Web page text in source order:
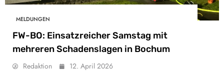
MELDUNGEN
FW-BO: Einsatzreicher Samstag mit
mehreren Schadenslagen in Bochum
Redaktion 12. April 2026